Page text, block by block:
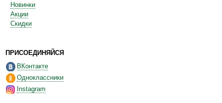
Новинки
Акции
Скидки
ПРИСОЕДИНЯЙСЯ
ВКонтакте
Одноклассники
Instagram